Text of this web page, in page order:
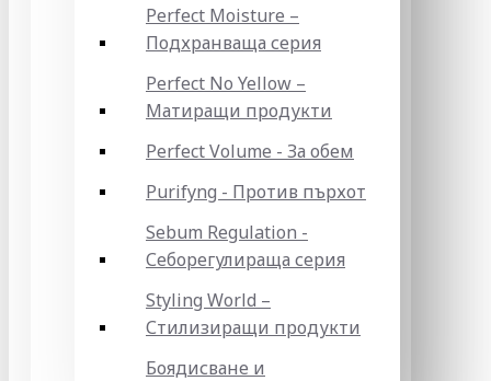
Perfect Moisture –
Подхранваща серия
Perfect No Yellow –
Матиращи продукти
Perfect Volume - За обем
Purifyng - Против пърхот
Sebum Regulation -
Себорегулираща серия
Styling World –
Стилизиращи продукти
Боядисване и